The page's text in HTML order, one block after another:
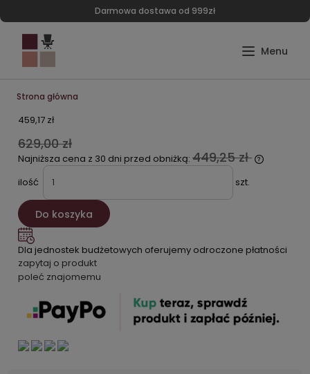
Darmowa dostawa od 999zł
Strona główna
459,17 zł
629,00 zł
Najniższa cena z 30 dni przed obniżką: 449,25 zł
ilość szt.
Do koszyka
Dla jednostek budżetowych oferujemy odroczone płatności
zapytaj o produkt
poleć znajomemu